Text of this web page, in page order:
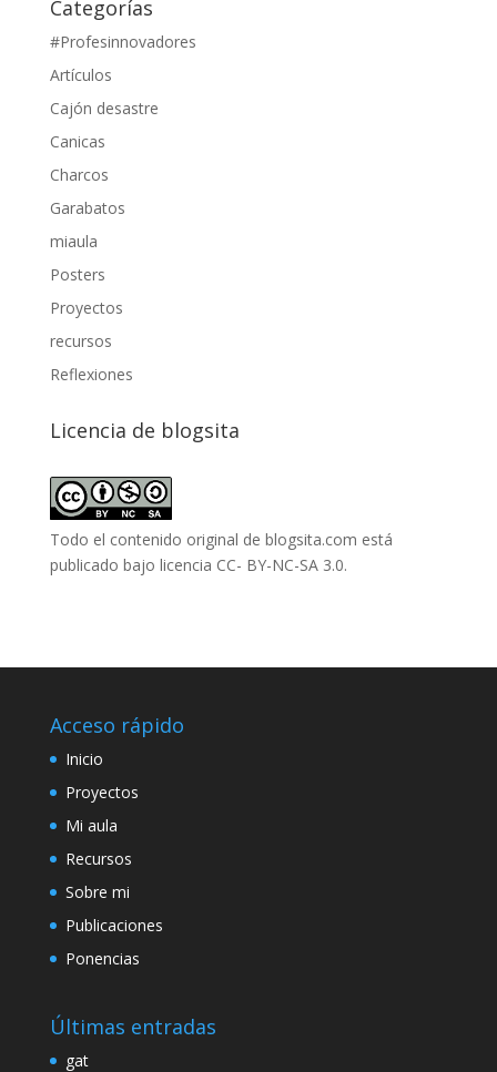
Categorías
#Profesinnovadores
Artículos
Cajón desastre
Canicas
Charcos
Garabatos
miaula
Posters
Proyectos
recursos
Reflexiones
Licencia de blogsita
Todo el contenido original de blogsita.com está
publicado bajo licencia CC- BY-NC-SA 3.0.
Acceso rápido
Inicio
Proyectos
Mi aula
Recursos
Sobre mi
Publicaciones
Ponencias
Últimas entradas
gat